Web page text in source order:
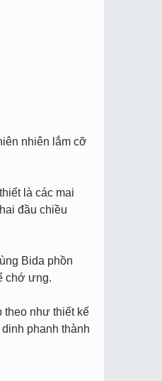
nhiên lắm cỡ
là các mai
đầu chiều
Bida phồn
chớ ưng.
theo như thiết kế
phanh thành